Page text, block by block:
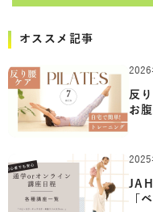
オススメ記事
2026
反
お
2025
「